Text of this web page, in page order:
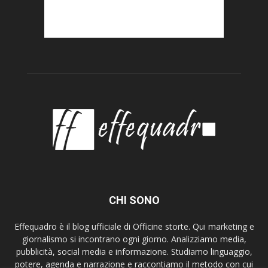
CHI SONO
Effequadro è il blog ufficiale di Officine storte. Qui marketing e
giornalismo si incontrano ogni giorno. Analizziamo media,
pubblicità, social media e informazione. Studiamo linguaggio,
potere, agenda e narrazione e raccontiamo il metodo con cui